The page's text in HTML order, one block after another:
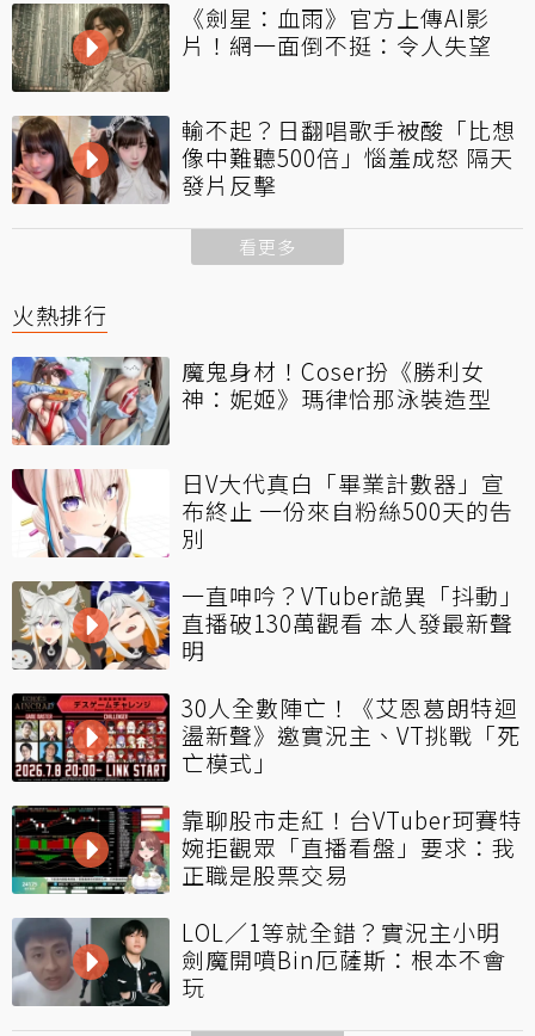
《劍星：血雨》官方上傳AI影
片！網一面倒不挺：令人失望
輸不起？日翻唱歌手被酸「比想
像中難聽500倍」惱羞成怒 隔天
發片反擊
看更多
火熱排行
魔鬼身材！Coser扮《勝利女
神：妮姬》瑪律恰那泳裝造型
日V大代真白「畢業計數器」宣
布終止 一份來自粉絲500天的告
別
一直呻吟？VTuber詭異「抖動」
直播破130萬觀看 本人發最新聲
明
30人全數陣亡！《艾恩葛朗特迴
盪新聲》邀實況主、VT挑戰「死
亡模式」
靠聊股市走紅！台VTuber珂賽特
婉拒觀眾「直播看盤」要求：我
正職是股票交易
LOL／1等就全錯？實況主小明
劍魔開噴Bin厄薩斯：根本不會
玩